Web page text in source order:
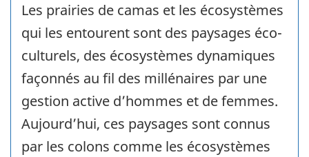
Les prairies de camas et les écosystèmes
qui les entourent sont des paysages éco-
culturels, des écosystèmes dynamiques
façonnés au fil des millénaires par une
gestion active d’hommes et de femmes.
Aujourd’hui, ces paysages sont connus
par les colons comme les écosystèmes